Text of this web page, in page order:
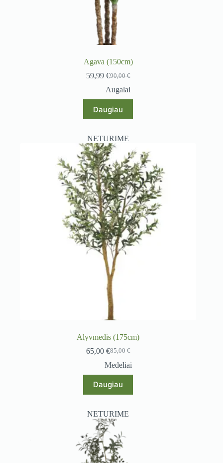
Agava (150cm)
90,00€
Original
price
was:
90,00 €.
59,99 €Current
price
is:
59,99 €.
Augalai
Daugiau
NETURIME
Alyvmedis (175cm)
85,00€
Original
price
85,00 €.
65,00 €Current
price
65,00 €.
Medeliai
Daugiau
NETURIME